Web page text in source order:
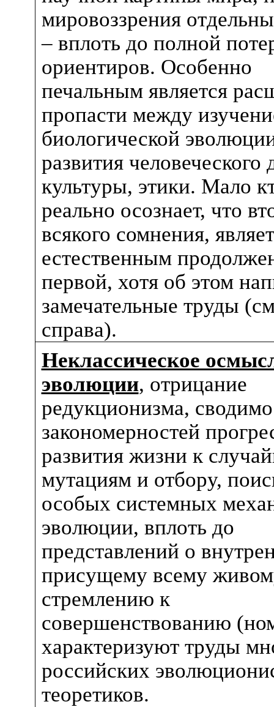
мировоззрения
– вплоть до полной
ориентиров. Особенно
печальным является
пропасти между
биологической
развития человеческого
культуры, этики. Мало
реально осознает, что
всякого сомнения,
естественным
первой, хотя об этом
замечательные труды
справа).
Неклассическое
эволюции, отрицание
редукционизма,
закономерностей
развития жизни к
мутациям и отбору,
особых системных
эволюции, вплоть до
представлений о
присущему всему
стремлению к
совершенствованию
характеризуют труды
российских
теоретиков.